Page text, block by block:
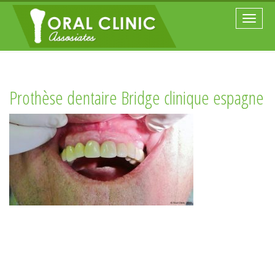
Toggle
Prothèse dentaire Bridge clinique espagne